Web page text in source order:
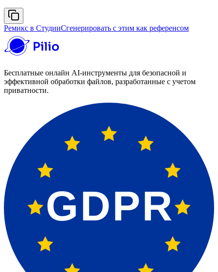
Ремикс в СтудииСгенерировать с этим как референсом
Бесплатные онлайн AI-инструменты для безопасной и
эффективной обработки файлов, разработанные с учетом
приватности.
GDPR